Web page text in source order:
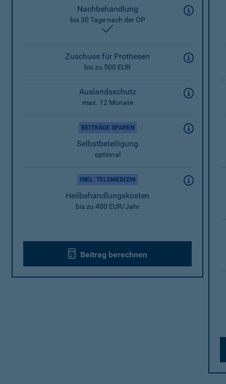
Nachbehandlung
bis 30 Tage nach der OP
Zuschuss für Prothesen
bis zu 500 EUR
Auslandsschutz
max. 12 Monate
BEITRÄGE SPAREN
Selbstbeteiligung
optional
INKL. TELEMEDIZIN
Heilbehandlungskosten
bis zu 400 EUR/Jahr
Beitrag berechnen